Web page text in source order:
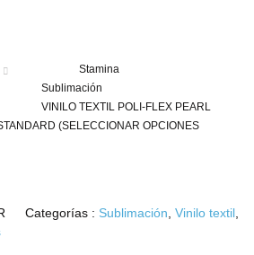
Stamina
Sublimación
VINILO TEXTIL POLI-FLEX PEARL
(SELECCIONAR OPCIONES
Categorías : Sublimación ,Vinilo textil